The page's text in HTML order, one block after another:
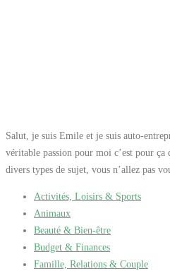
Salut, je suis Emile et je suis auto-
véritable passion pour moi c’est pour
divers types de sujet, vous n’allez pas
Activités, Loisirs & Sports
Animaux
Beauté & Bien-être
Budget & Finances
Famille, Relations & Couple